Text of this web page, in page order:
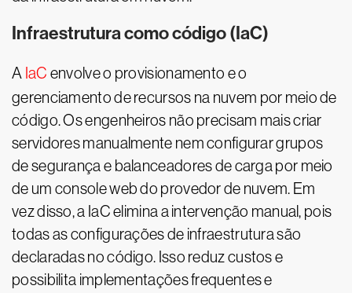
Infraestrutura como código (IaC)
A IaC envolve o provisionamento e o
gerenciamento de recursos na nuvem por meio de
código. Os engenheiros não precisam mais criar
servidores manualmente nem configurar grupos
de segurança e balanceadores de carga por meio
de um console web do provedor de nuvem. Em
vez disso, a IaC elimina a intervenção manual, pois
todas as configurações de infraestrutura são
declaradas no código. Isso reduz custos e
possibilita implementações frequentes e